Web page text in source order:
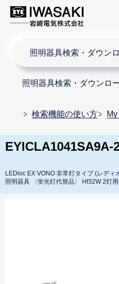
照明器具検索・ダウン
照明器具検索・ダウンロ
検索機能の使い方
EYICLA1041SA9A-
LEDioc EX VONO 非常灯タイプ (レディ
照明器具 〈蛍光灯代替品〉 Hf32W 2灯